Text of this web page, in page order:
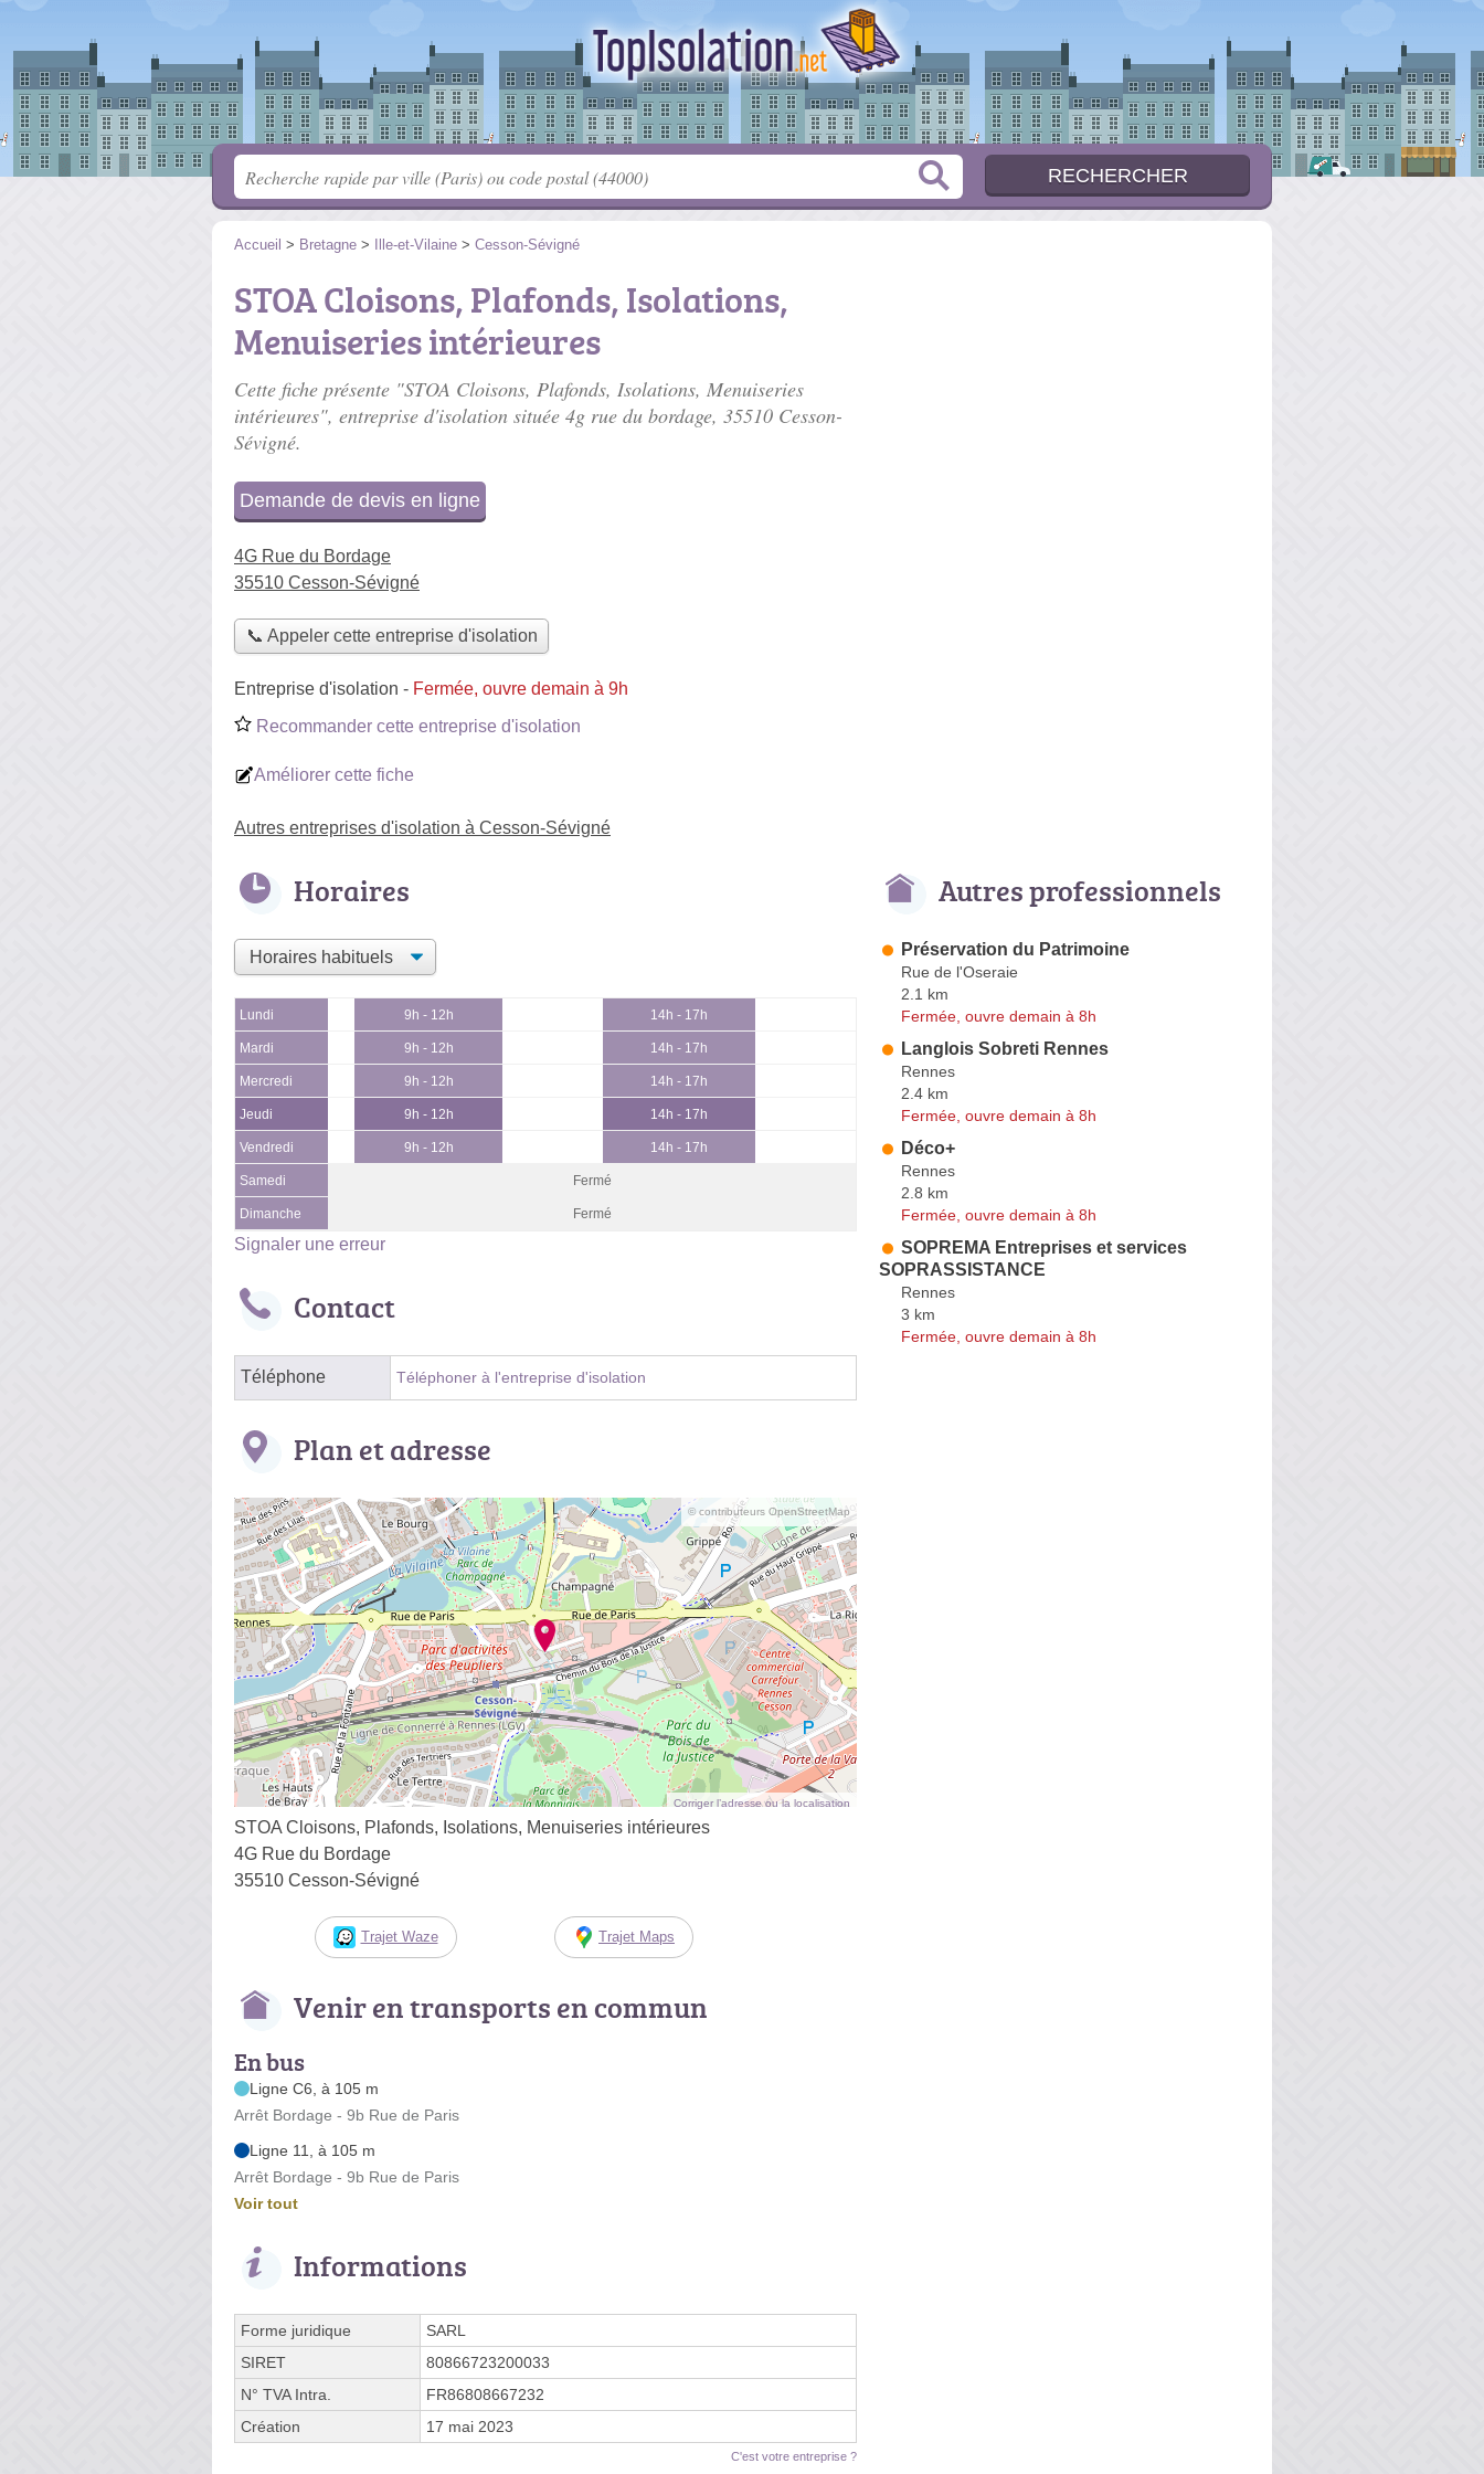
Accueil > Bretagne > Ille-et-Vilaine > Cesson-Sévigné
STOA Cloisons, Plafonds, Isolations,
Menuiseries intérieures
Cette fiche présente "STOA Cloisons, Plafonds, Isolations, Menuiseries
intérieures", entreprise d'isolation située 4g rue du bordage, 35510 Cesson-
Sévigné.
Demande de devis en ligne
4G Rue du Bordage
35510 Cesson-Sévigné
📞 Appeler cette entreprise d'isolation
Entreprise d'isolation - Fermée, ouvre demain à 9h
Recommander cette entreprise d'isolation
Améliorer cette fiche
Autres entreprises d'isolation à Cesson-Sévigné
Horaires
Lundi 9h - 12h 14h - 17h
Mardi 9h - 12h 14h - 17h
Mercredi 9h - 12h 14h - 17h
Jeudi 9h - 12h 14h - 17h
Vendredi 9h - 12h 14h - 17h
Samedi Fermé
Dimanche Fermé
Signaler une erreur
Contact
Téléphone Téléphoner à l'entreprise d'isolation
Plan et adresse
© contributeurs OpenStreetMap
Corriger l’adresse ou la localisation
STOA Cloisons, Plafonds, Isolations, Menuiseries intérieures
4G Rue du Bordage
35510 Cesson-Sévigné
Trajet Waze Trajet Maps
Venir en transports en commun
En bus
Ligne C6, à 105 m
Arrêt Bordage - 9b Rue de Paris
Ligne 11, à 105 m
Arrêt Bordage - 9b Rue de Paris
Voir tout
Informations
Forme juridique
SARL
SIRET
80866723200033
N° TVA Intra.
FR86808667232
Création
17 mai 2023
C'est votre entreprise ?
Autres professionnels
Préservation du Patrimoine
Rue de l'Oseraie
2.1 km
Fermée, ouvre demain à 8h
Langlois Sobreti Rennes
Rennes
2.4 km
Fermée, ouvre demain à 8h
Déco+
Rennes
2.8 km
Fermée, ouvre demain à 8h
SOPREMA Entreprises et services
SOPRASSISTANCE
Rennes
3 km
Fermée, ouvre demain à 8h